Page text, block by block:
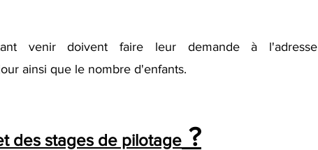
venir doivent faire leur demande à l'adresse
ainsi que le nombre d'enfants.
des stages de pilotage ?